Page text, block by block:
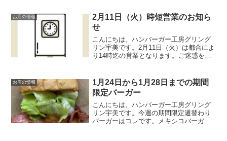
になりますように😊いってらっしゃい。
お店の情報
2月11日（火）時短営業のお知ら
せ
こんにちは。ハンバーガー工房グリング
リン宇美です。2月11日（火）は都合によ
り14時迄の営業となります。ご迷惑をお
がとうございました。皆様の今日が笑顔
いっぱいの一日になり...
お店の情報
1月24日から1月28日までの期間
限定バーガー
こんにちは。ハンバーガー工房グリング
リン宇美です。今週の期間限定週替わり
バーガーはコレです。メキシコバーガ